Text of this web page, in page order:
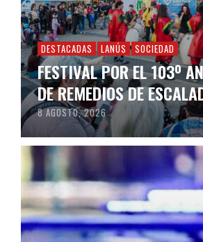
DESTACADAS LANÚS SOCIEDAD
FESTIVAL POR EL 103º
DE REMEDIOS DE
8 AGOSTO, 2026